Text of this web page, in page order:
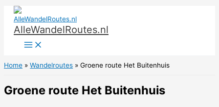
naar
inhoud
AlleWandelRoutes.nl
Home Wandelroutes Groene route Het Buitenhuis
Groene route Het Buitenhuis